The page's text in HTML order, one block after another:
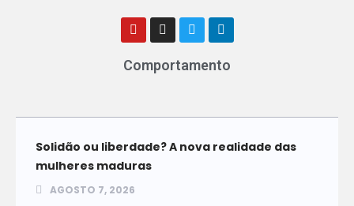
Comportamento
Solidão ou liberdade? A nova realidade das
mulheres maduras
AGOSTO 7, 2026